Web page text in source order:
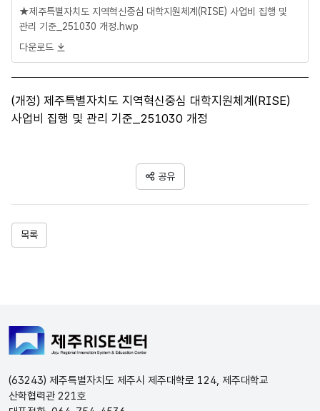
★제주특별자치도 지역혁신중심 대학지원체계(RISE) 사업비 집행 및
관리 기준_251030 개정.hwp
다운로드
(개정) 제주특별자치도 지역혁신중심 대학지원체계(RISE)
사업비 집행 및 관리 기준_251030 개정
공유
목록
(63243) 제주특별자치도 제주시 제주대학로 124, 제주대학교
산학협력관 221호